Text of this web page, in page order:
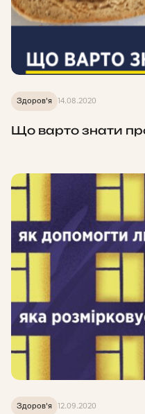
Здоров'я 14.08.2020
Що варто знати
Здоров'я 12.09.2020